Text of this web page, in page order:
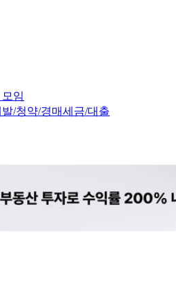
임
/청약/경매세금/대출